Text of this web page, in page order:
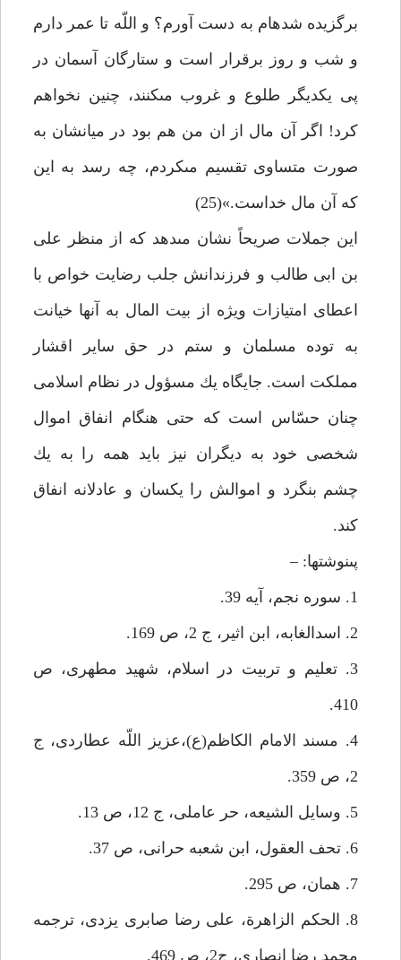
برگزيده شده‏ام به دست آورم؟ و اللّه تا عمر دارم
و شب و روز برقرار است و ستارگان آسمان در
پى يكديگر طلوع و غروب مى‏كنند، چنين نخواهم
كرد! اگر آن مال از ان من هم بود در ميانشان به
صورت متساوى تقسيم مى‏كردم، چه رسد به اين
كه آن مال خداست.»(25)
اين جملات صريحاً نشان مى‏دهد كه از منظر على
بن ابى طالب و فرزندانش جلب رضايت خواص با
اعطاى امتيازات ويژه از بيت المال به آن‏ها خيانت
به توده مسلمان و ستم در حق ساير اقشار
مملكت است. جايگاه يك مسؤول در نظام اسلامى
چنان حسّاس است كه حتى هنگام انفاق اموال
شخصى خود به ديگران نيز بايد همه را به يك
چشم بنگرد و اموالش را يكسان و عادلانه انفاق
كند.
پى‏نوشت‏ها: –
1. سوره نجم، آيه 39.
2. اسدالغابه، ابن اثير، ج 2، ص 169.
3. تعليم و تربيت در اسلام، شهيد مطهرى، ص
410.
4. مسند الامام الكاظم(ع)،عزيز اللّه عطاردى، ج
2، ص 359.
5. وسايل الشيعه، حر عاملى، ج 12، ص 13.
6. تحف العقول، ابن شعبه حرانى، ص 37.
7. همان، ص 295.
8. الحكم الزاهرة، على رضا صابرى يزدى، ترجمه
محمد رضا انصارى، ج‏2، ص 469.